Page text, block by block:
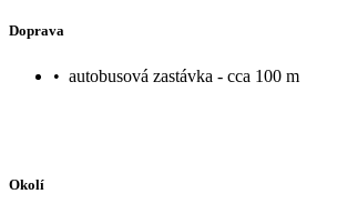
Doprava
• autobusová zastávka - cca 100 m
Okolí